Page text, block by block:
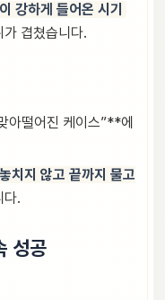
강하게 들어온 시기
겹쳤습니다.
아떨어진 케이스”**에
치지 않고 끝까지 물고
다.
성공